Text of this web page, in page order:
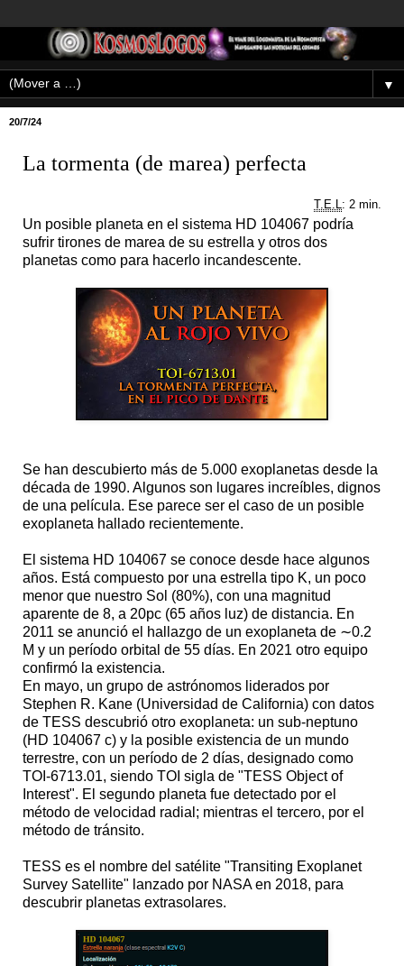
▼
20/7/24
La tormenta (de marea) perfecta
T.E.L : 2 min.
Un posible planeta en el sistema HD 104067 podría
sufrir tirones de marea de su estrella y otros dos
planetas como para hacerlo incandescente.
Se han descubierto más de 5.000 exoplanetas desde la
década de 1990. Algunos son lugares increíbles, dignos
de una película. Ese parece ser el caso de un posible
exoplaneta hallado recientemente.
El sistema HD 104067 se conoce desde hace algunos
años. Está compuesto por una estrella tipo K, un poco
menor que nuestro Sol (80%), con una magnitud
aparente de 8, a 20pc (65 años luz) de distancia. En
2011 se anunció el hallazgo de un exoplaneta de ∼0.2
M y un período orbital de 55 días. En 2021 otro equipo
confirmó la existencia.
En mayo, un grupo de astrónomos liderados por
Stephen R. Kane (Universidad de California) con datos
de TESS descubrió otro exoplaneta: un sub-neptuno
(HD 104067 c) y la posible existencia de un mundo
terrestre, con un período de 2 días, designado como
TOI-6713.01, siendo TOI sigla de "TESS Object of
Interest". El segundo planeta fue detectado por el
método de velocidad radial; mientras el tercero, por el
método de tránsito.
TESS es el nombre del satélite "Transiting Exoplanet
Survey Satellite" lanzado por NASA en 2018, para
descubrir planetas extrasolares.